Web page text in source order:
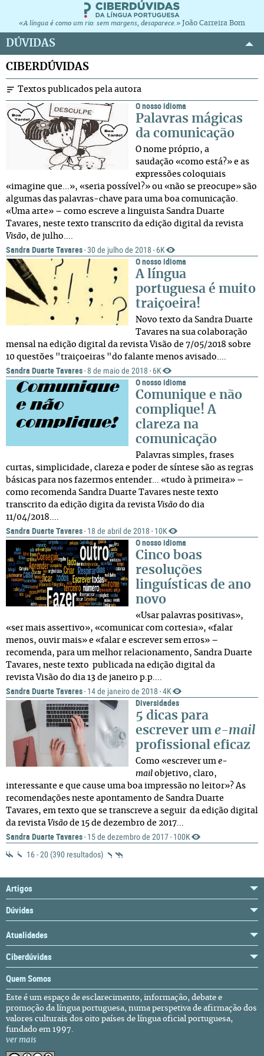
«A língua é como um rio: sem margens, desaparece.» João Carreira Bom
DÚVIDAS
CIBERDÚVIDAS
Textos publicados pela autora
O nosso idioma
Palavras mágicas
da comunicação
O nome próprio, a
saudação «como está?» e as
expressões coloquiais
«imagine que...», «seria possível?» ou «não se preocupe» são
algumas das palavras-chave para uma boa comunicação.
«Uma arte» – como escreve a linguista Sandra Duarte
Tavares, neste texto transcrito da edição digital da revista
Visão, de julho....
Sandra Duarte Tavares · 30 de julho de 2018 · 6K
O nosso idioma
A língua
portuguesa é muito
traiçoeira!
Novo texto da Sandra Duarte
Tavares na sua colaboração
mensal na edição digital da revista Visão de 7/05/2018 sobre
10 questões "traiçoeiras "do falante menos avisado....
Sandra Duarte Tavares · 8 de maio de 2018 · 6K
O nosso idioma
Comunique e não
complique! A
clareza na
comunicação
Palavras simples, frases
curtas, simplicidade, clareza e poder de síntese são as regras
básicas para nos fazermos entender... «tudo à primeira» –
como recomenda Sandra Duarte Tavares neste texto
transcrito da edição digita da revista Visão do dia
11/04/2018....
Sandra Duarte Tavares · 18 de abril de 2018 · 10K
O nosso idioma
Cinco boas
resoluções
linguísticas de ano
novo
«Usar palavras positivas»,
«ser mais assertivo», «comunicar com cortesia», «falar
menos, ouvir mais» e «falar e escrever sem erros» –
recomenda, para um melhor relacionamento, Sandra Duarte
Tavares, neste texto publicada na edição digital da
revista Visão do dia 13 de janeiro p.p....
Sandra Duarte Tavares · 14 de janeiro de 2018 · 4K
Diversidades
5 dicas para
escrever um e-mail
profissional eficaz
Como «escrever um e-
mail objetivo, claro,
interessante e que cause uma boa impressão no leitor»? As
recomendações neste apontamento de Sandra Duarte
Tavares, em texto que se transcreve a seguir da edição digital
da revista Visão de 15 de dezembro de 2017...
Sandra Duarte Tavares · 15 de dezembro de 2017 · 100K
16 - 20 (390 resultados)
Artigos
Dúvidas
Atualidades
Ciberdúvidas
Quem Somos
Este é um espaço de esclarecimento, informação, debate e
promoção da língua portuguesa, numa perspetiva de afirmação dos
valores culturais dos oito países de língua oficial portuguesa,
fundado em 1997.
ver mais